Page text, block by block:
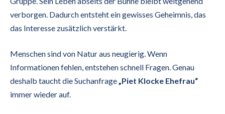
verborgen. Dadurch entsteht ein gewisses Geheimnis, das
das Interesse zusätzlich verstärkt.
Menschen sind von Natur aus neugierig. Wenn
Informationen fehlen, entstehen schnell Fragen. Genau
deshalb taucht die Suchanfrage„Piet Klocke Ehefrau“
immer wieder auf.